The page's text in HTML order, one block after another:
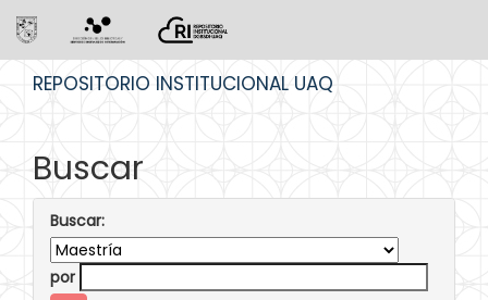
REPOSITORIO INSTITUCIONAL UAQ
Buscar
Buscar:
por